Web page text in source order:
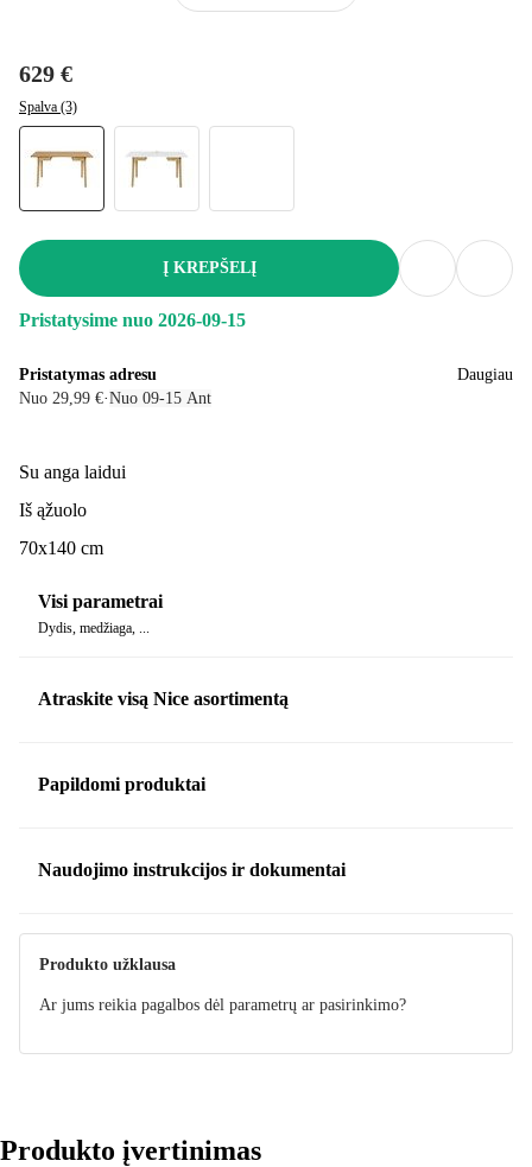
629 €
Spalva (3)
Į KREPŠELĮ
Pristatysime nuo 2026‑09‑15
Pristatymas adresu
Nuo 29,99 €·Nuo 09‑15 Ant
Daugiau
Su anga laidui
Iš ąžuolo
70x140 cm
Visi parametrai
Dydis, medžiaga, ...
Atraskite visą Nice asortimentą
Papildomi produktai
Naudojimo instrukcijos ir dokumentai
Produkto užklausa
Ar jums reikia pagalbos dėl parametrų ar pasirinkimo?
Produkto įvertinimas